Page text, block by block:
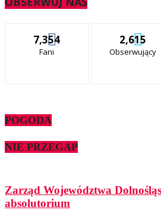
7,354
Fani
2,615
Obserwujący
POGODA
NIE PRZEGAP
Zarząd Województwa
absolutorium